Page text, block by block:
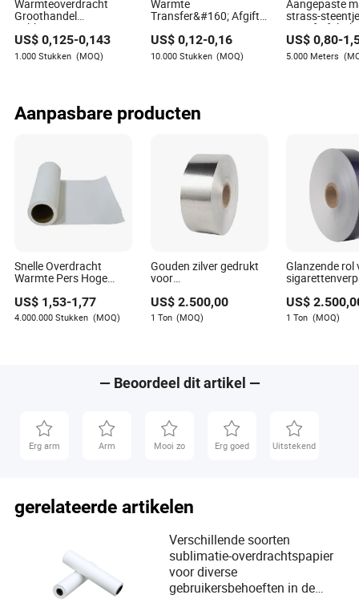
Warmteoverdracht
Groothandel
Sublimatiepapier voor
Goedkope 70GSM
64inch Chinese
US$0,125-0,143
1.000 Stukken (MOQ)
Warmte
Transfer&#160; Afgifte
Scherm Printing&#160;
Matte Afwerking
US$ 0,12-0,16
10.000 Stukken (MOQ)
Aangepaste
strass-
transferfolie
papier
US$0,80-
5.000 Meters
Aanpasbare producten
Snelle Overdracht
Warmte Pers Hoge
Digitale Drukpapier
US$ 1,53-1,77
4.000.000 Stukken (MOQ)
Gouden zilver gedrukt
voor
gelamineerd
gemetalliseerd gouden
transfer geperst
US$ 2.500,00
1 Ton (MOQ)
Glanzende rol
gemetalliseerd
zilvergoud
US$
1 Ton (MOQ)
— Beoordeel dit artikel —
Erg arm Arm Mooi zo Erg goed Uitstekend
gerelateerde artikelen
Verschillende soorten
sublimatie-overdrachtspapier
voor diverse
gebruikersbehoeften in de